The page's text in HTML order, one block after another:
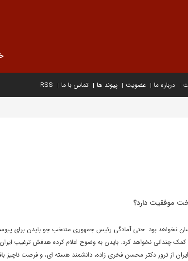
درباره ما عضویت پیوند ها تماس با ما RSS
موفقیت دارد؟
آسان نخواهد بود. حتی آمادگی رئیس جمهوری منتخب جو بایدن برای
کمک چندانی نخواهد کرد. بایدن به وضوح اعلام کرده هدفش ترغیب
از ترور دکتر محسن فخری زاده، دانشمند هسته ای، و فرصت ناچیز